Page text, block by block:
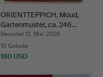
ORIENTTEPPICH, Moud,
Gartenmuster, ca. 246…
Beendet 12. Mai 2026
10 Gebote
180 USD